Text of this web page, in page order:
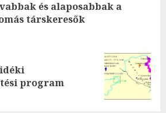
és alaposabbak a
társkeresők
program